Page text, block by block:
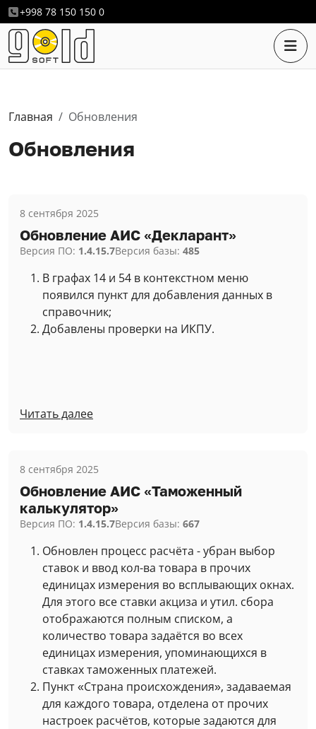
+998 78 150 150 0
Главная Обновления
Обновления
8 сентября 2025
Обновление АИС «Декларант»
Версия ПО: 1.4.15.7Версия базы: 485
В графах 14 и 54 в контекстном меню
появился пункт для добавления данных в
справочник;
Добавлены проверки на ИКПУ.
Читать далее
8 сентября 2025
Обновление АИС «Таможенный
калькулятор»
Версия ПО: 1.4.15.7Версия базы: 667
Обновлен процесс расчёта - убран выбор
ставок и ввод кол-ва товара в прочих
единицах измерения во всплывающих окнах.
Для этого все ставки акциза и утил. сбора
отображаются полным списком, а
количество товара задаётся во всех
единицах измерения, упоминающихся в
ставках таможенных платежей.
Пункт «Страна происхождения», задаваемая
для каждого товара, отделена от прочих
настроек расчётов, которые задаются для